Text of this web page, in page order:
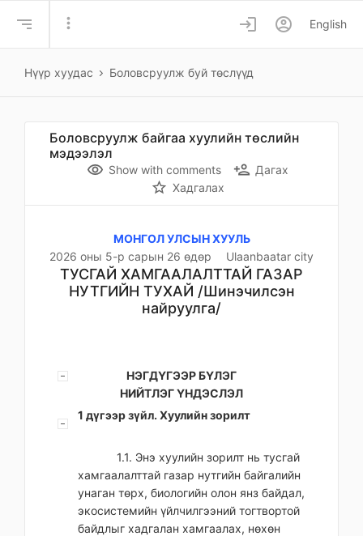
more_vert login account_circle English
Нүүр хуудас Боловсруулж буй төслүүд
Боловсруулж байгаа хуулийн төслийн
мэдээлэл
remove_red_eye Show with comments person_add Дагах
star_border Хадгалах
МОНГОЛ УЛСЫН ХУУЛЬ
2026 оны 5-р сарын 26 өдөр
Ulaanbaatar city
ТУСГАЙ ХАМГААЛАЛТТАЙ ГАЗАР
НУТГИЙН ТУХАЙ /Шинэчилсэн
найруулга/
НЭГДҮГЭЭР БҮЛЭГ
НИЙТЛЭГ ҮНДЭСЛЭЛ
1 дүгээр зүйл. Хуулийн зорилт
1.1. Энэ хуулийн зорилт нь тусгай
хамгаалалттай газар нутгийн байгалийн
унаган төрх, биологийн олон янз байдал,
экосистемийн үйлчилгээний тогтвортой
байдлыг хадгалан хамгаалах, нөхөн